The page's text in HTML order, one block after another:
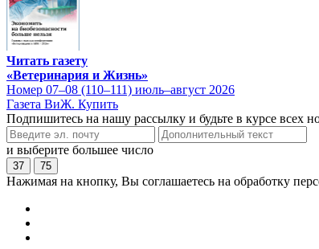
Читать газету
«Ветеринария и Жизнь»
Номер 07–08 (110–111) июль–август 2026
Газета ВиЖ. Купить
Подпишитесь на нашу рассылку и будьте в курсе всех
и выберите большее число
37 75
Нажимая на кнопку, Вы соглашаетесь на обработку